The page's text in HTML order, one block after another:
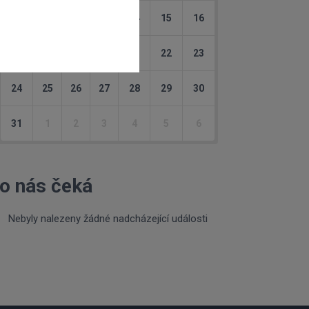
14 15 16
22 23
24 25 26 27 28 29 30
31
nás čeká
Nebyly nalezeny žádné nadcházející události